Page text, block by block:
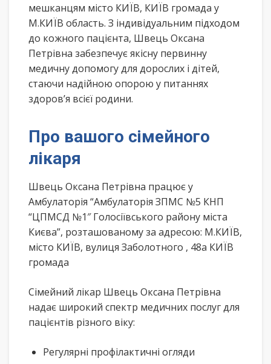
мешканцям місто КИЇВ, КИЇВ громада у
М.КИЇВ область. З індивідуальним підходом
до кожного пацієнта, Швець Оксана
Петрівна забезпечує якісну первинну
медичну допомогу для дорослих і дітей,
стаючи надійною опорою у питаннях
здоров’я всієї родини.
Про вашого сімейного
лікаря
Швець Оксана Петрівна працює у
Амбулаторія “Амбулаторія ЗПМС №5 КНП
“ЦПМСД №1″ Голосіївського району міста
Києва”, розташованому за адресою: М.КИЇВ,
місто КИЇВ, вулиця Заболотного , 48а КИЇВ
громада
Сімейний лікар Швець Оксана Петрівна
надає широкий спектр медичних послуг для
пацієнтів різного віку:
Регулярні профілактичні огляди